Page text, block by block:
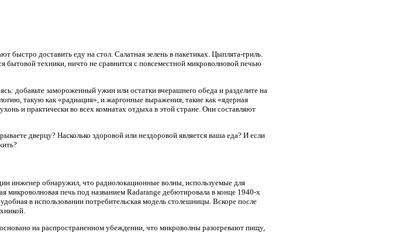
доставить еду на стол. Салатная зелень в пакетиках. Цыплята-гриль.
бытовой техники, ничто не сравнится с повсеместной микроволновой печью
добавьте замороженный ужин или остатки вчерашнего обеда и разделите на
такую ​​как «радиация», и жаргонные выражения, такие как «ядерная
и практически во всех комнатах отдыха в этой стране. Они составляют
дверцу? Насколько здоровой или нездоровой является ваша еда? И если
инженер обнаружил, что радиолокационные волны, используемые для
печь под названием Radarange дебютировала в конце 1940-х
в использовании потребительская модель столешницы. Вскоре после
на распространенном убеждении, что микроволны разогревают пищу,